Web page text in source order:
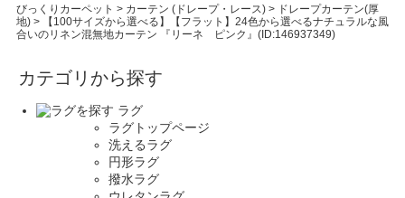
びっくりカーペット > カーテン (ドレープ・レース)> ドレープカーテン(厚
地)>
【100サイズから選べる】【フラット】24色から選べるナチュラルな風
合いのリネン混無地カーテン 『リーネ ピンク』(ID:146937349)
カテゴリから探す
ラグ
ラグトップページ
洗えるラグ
円形ラグ
撥水ラグ